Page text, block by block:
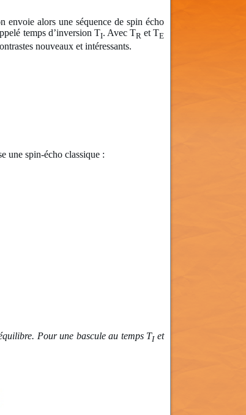
envoie alors une séquence de spin écho
temps d’inversion TI. Avec TR et TE
nouveaux et intéressants.
une spin-écho classique :
Pour une bascule au temps TIet